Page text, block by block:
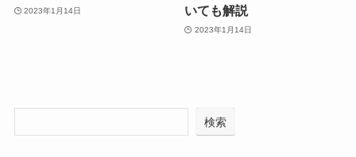
2023年1月14日
いても解説
2023年1月14日
検索